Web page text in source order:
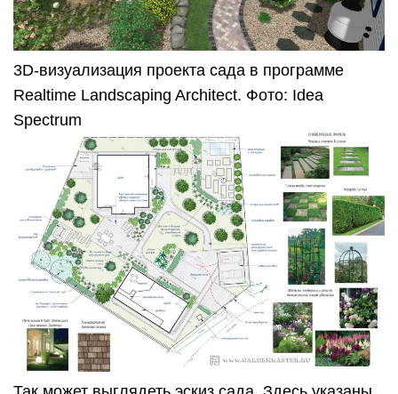
3D-визуализация проекта сада в программе
Realtime Landscaping Architect. Фото: Idea
Spectrum